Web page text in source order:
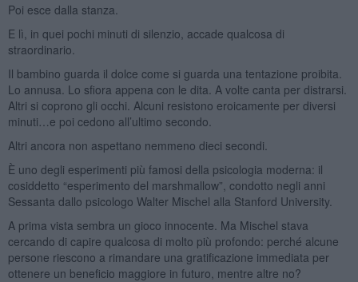
Poi esce dalla stanza.
E lì, in quei pochi minuti di silenzio, accade qualcosa di
straordinario.
Il bambino guarda il dolce come si guarda una tentazione proibita.
Lo annusa. Lo sfiora appena con le dita. A volte canta per distrarsi.
Altri si coprono gli occhi. Alcuni resistono eroicamente per diversi
minuti…e poi cedono all’ultimo secondo.
Altri ancora non aspettano nemmeno dieci secondi.
È uno degli esperimenti più famosi della psicologia moderna: il
cosiddetto “esperimento del marshmallow”, condotto negli anni
Sessanta dallo psicologo Walter Mischel alla Stanford University.
A prima vista sembra un gioco innocente. Ma Mischel stava
cercando di capire qualcosa di molto più profondo: perché alcune
persone riescono a rimandare una gratificazione immediata per
ottenere un beneficio maggiore in futuro, mentre altre no?